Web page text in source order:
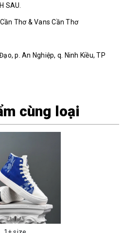
SAU.
Thơ & Vans Cần Thơ
p. An Nghiệp, q. Ninh Kiều, TP
cùng loại